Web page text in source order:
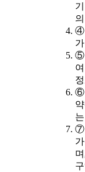
④
⑤
⑥
⑦